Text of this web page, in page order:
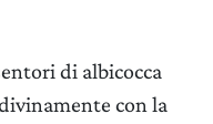
di albicocca
con la